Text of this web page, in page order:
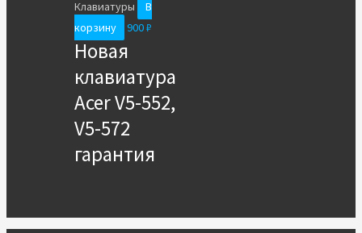
Клавиатуры
В
корзину
900₽
Новая
клавиатура
Acer V5-552,
V5-572
гарантия